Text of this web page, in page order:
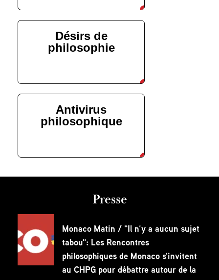
Désirs de
philosophie
Antivirus
philosophique
Presse
Monaco Matin / "Il n’y a aucun sujet
tabou": Les Rencontres
philosophiques de Monaco s'invitent
au CHPG pour débattre autour de la